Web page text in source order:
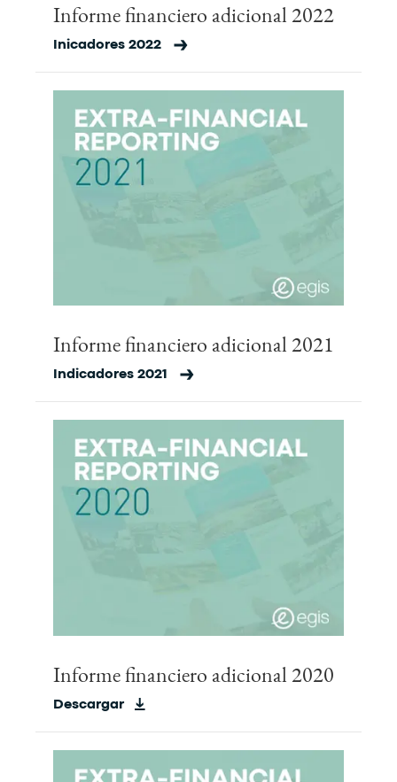
Informe financiero adicional 2022
Inicadores 2022
Informe financiero adicional 2021
Indicadores 2021
Informe financiero adicional 2020
Descargar